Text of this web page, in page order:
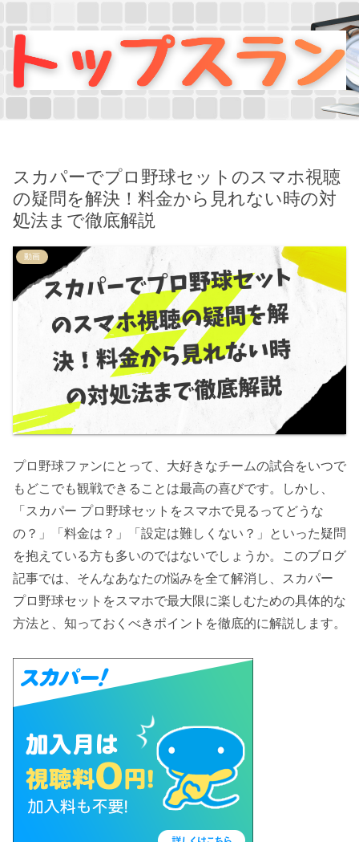
スカパーでプロ野球セットのスマホ視聴
の疑問を解決！料金から見れない時の対
処法まで徹底解説
動画
プロ野球ファンにとって、大好きなチームの試合をいつで
もどこでも観戦できることは最高の喜びです。しかし、
「スカパー プロ野球セットをスマホで見るってどうな
の？」「料金は？」「設定は難しくない？」といった疑問
を抱えている方も多いのではないでしょうか。このブログ
記事では、そんなあなたの悩みを全て解消し、スカパー
プロ野球セットをスマホで最大限に楽しむための具体的な
方法と、知っておくべきポイントを徹底的に解説します。